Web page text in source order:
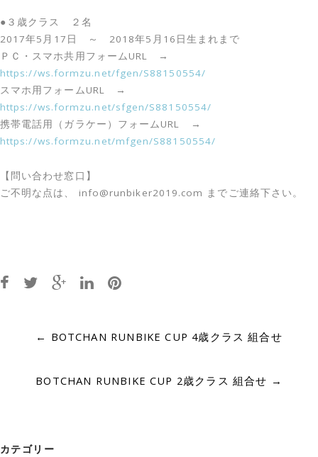
●３歳クラス ２名
2017年5月17日 ～ 2018年5月16日生まれまで
ＰＣ・スマホ共用フォームURL →
https://ws.formzu.net/fgen/S88150554/
スマホ用フォームURL →
https://ws.formzu.net/sfgen/S88150554/
携帯電話用（ガラケー）フォームURL →
https://ws.formzu.net/mfgen/S88150554/
【問い合わせ窓口】
ご不明な点は、 info@runbiker2019.com までご連絡下さい。
← BOTCHAN RUNBIKE CUP 4歳クラス 組合せ
BOTCHAN RUNBIKE CUP 2歳クラス 組合せ →
カテゴリー